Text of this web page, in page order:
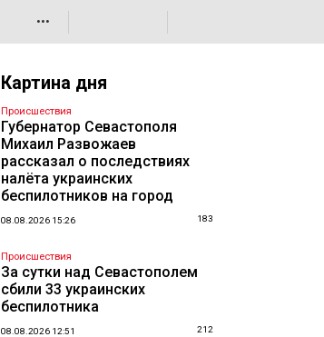
•••
Картина дня
Происшествия
Губернатор Севастополя
Михаил Развожаев
рассказал о последствиях
налёта украинских
беспилотников на город
08.08.2026 15:26 183
Происшествия
За сутки над Севастополем
сбили 33 украинских
беспилотника
08.08.2026 12:51 212